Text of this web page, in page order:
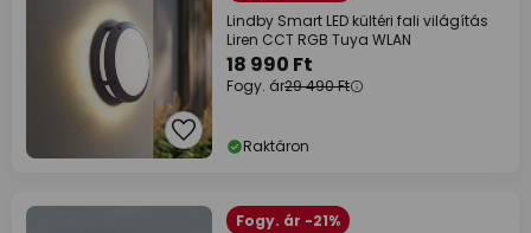
Lindby Smart LED kültéri fali világítás
Liren CCT RGB Tuya WLAN
18 990 Ft
Fogy. ár29 490 Ft
Raktáron
Fogy. ár -21%